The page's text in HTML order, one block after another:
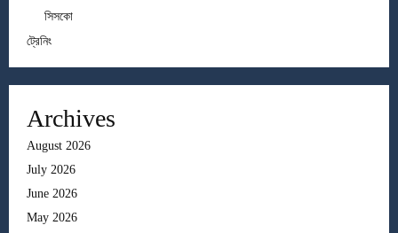
সিসকো
ট্রেনিং
Archives
August 2026
July 2026
June 2026
May 2026